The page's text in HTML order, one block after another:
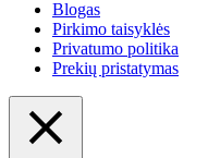
Blogas
Pirkimo taisyklės
Privatumo politika
Prekių pristatymas